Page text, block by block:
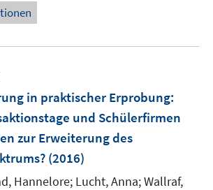
n
e
u
F
n
s
t
e
in praktischer Erprobung:
und Schülerfirmen
zur Erweiterung des
(2016)
Hannelore; Lucht, Anna;Wallraf,